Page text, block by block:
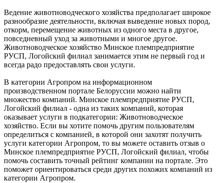
Ведение животноводческого хозяйства предполагает широкое
разнообразие деятельности, включая выведение новых пород,
откорм, перемещение животных из одного места в другое,
повседневный уход за животными и многое другое.
Животноводческое хозяйство Минское племпредприятие
РУСП, Логойский филиал занимается этим не первый год и
всегда радо предоставлять свои услуги.
В категории Агропром на информационном
производственном портале Белоруссии можно найти
множество компаний. Минское племпредприятие РУСП,
Логойский филиал - одна из таких компаний, которая
оказывает услуги в подкатегории: Животноводческое
хозяйство. Если вы хотите помочь другим пользователям
определиться с компанией, в которой они захотят получить
услуги категории Агропром, то вы можете оставить отзыв о
Минское племпредприятие РУСП, Логойский филиал, чтобы
помочь составить точный рейтинг компании на портале. Это
поможет ориентироваться среди других похожих компаний из
категории Агропром.